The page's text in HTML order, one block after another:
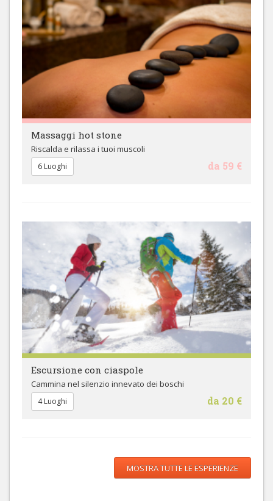
Massaggi hot stone
Riscalda e rilassa i tuoi muscoli
da 59 €
6 Luoghi
Escursione con ciaspole
Cammina nel silenzio innevato dei boschi
da 20 €
4 Luoghi
MOSTRA TUTTE LE ESPERIENZE